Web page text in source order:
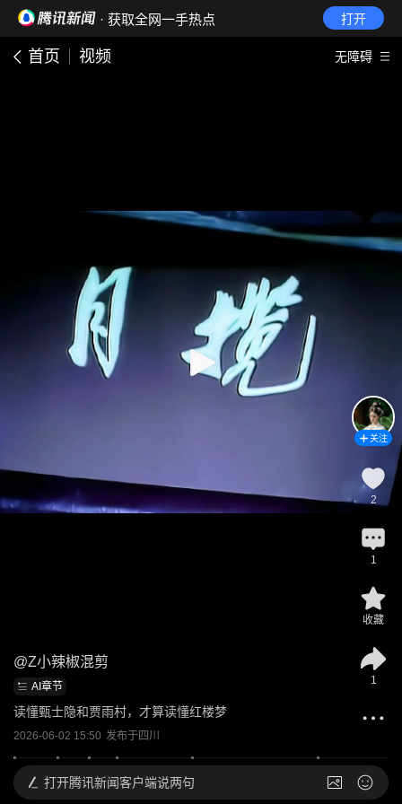
· 获取全网一手热点 打开
首页 视频 无障碍
@Z小辣椒混剪
AI章节
读懂甄士隐和贾雨村，才算读懂红楼梦
2026-06-02 15:50 发布于四川
关注
2
1
收藏
1
打开腾讯新闻客户端说两句